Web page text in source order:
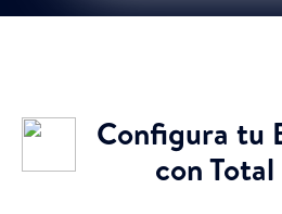
Configura tu
con